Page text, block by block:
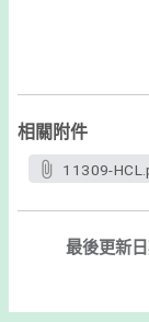
相關附件
11309-
最後更新日